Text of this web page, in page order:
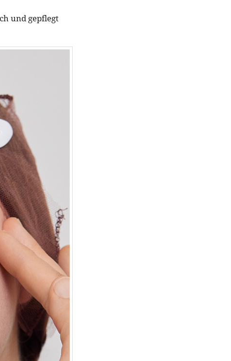
und gepflegt